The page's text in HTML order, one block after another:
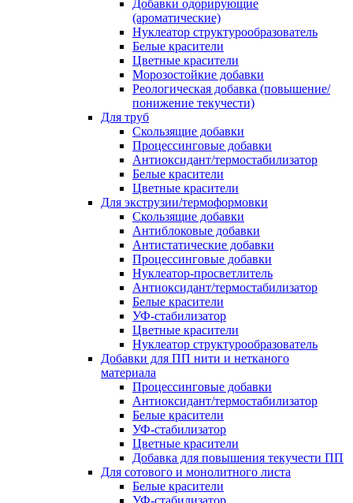
Добавки одорирующие
(ароматические)
Нуклеатор структурообразователь
Белые красители
Цветные красители
Морозостойкие добавки
Реологическая добавка (повышение/
понижение текучести)
Для труб
Скользящие добавки
Процессинговые добавки
Антиоксидант/термостабилизатор
Белые красители
Цветные красители
Для экструзии/термоформовки
Скользящие добавки
Антиблоковые добавки
Антистатические добавки
Процессинговые добавки
Нуклеатор-просветлитель
Антиоксидант/термостабилизатор
Белые красители
УФ-стабилизатор
Цветные красители
Нуклеатор структурообразователь
Добавки для ПП нити и нетканого
материала
Процессинговые добавки
Антиоксидант/термостабилизатор
Белые красители
УФ-стабилизатор
Цветные красители
Добавка для повышения текучести ПП
Для сотового и монолитного листа
Белые красители
УФ-стабилизатор